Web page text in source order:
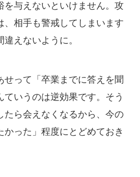
を与えないといけません。攻
、相手も警戒してしまいます
えないように。
せって「卒業までに答えを聞
ていうのは逆効果です。そう
たら会えなくなるから、今の
かった」程度にとどめておき